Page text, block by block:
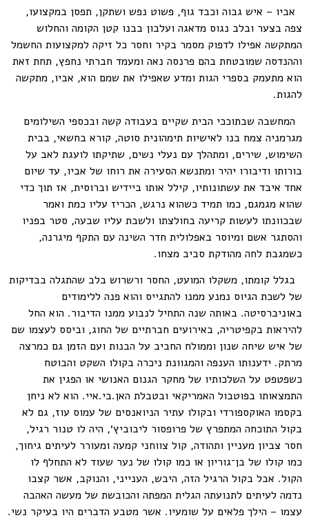
אביו – איש גבוה וכבד גוף, פשוט נפש ושתקן, תפסן במקצועו,
צפה בצער ובלב נגוס מדאגה ועלבון בבנו קטן הקומה והחלוש
המתקשה אפילו לדפוק מסמר בקיר וחסר כל זיקה למקצועות החשמל
וההנדסה שמובטחת בהם פרנסה נאה ומעמד חברתי נחפץ, תחת זאת
הוא מתעמק בספרי הגות ומדע שאפילו את שמם הוא, אביו, מתקשה
להגות.
המחשבה שבתוככי הבית שקיים בעבודה קשה ובכספי השילומים
מגרמניה צמח בנו לאישיות תימהונית סוטה, קורא בחשאי, בבית
השימוש, שירים, ומתהלך עם נעלי נשים, שתיקתו לועגת לאב על
בורותו ודיבורו יהיר ומתנשא הסעירה את רוחו של אביו, עד שיום
אחד איבד את עשתונותיו, קילל אותו ביידיש וברוסית, אז תוך כדי
שהוא מגמגם, כמו תמיד כשהוא נרגש, הכריז עליו כמת ואמר
שבכוונתו לעשות קריעה בחולצתו ולשבת עליו שבעה, סטר בפניו
והסתגר אשם ומיוסר באפלולית חדר השינה עם התקף מיגרנה,
כשמגבת לחה מהודקת סביב מצחו.
בגלל קומתו, משקלו המועט, החסר ורשרוש בלב שהתגלה בבדיקות
של לשכת הגיוס נמנע ממנו להתגייס והוא פנה ללימודים
באוניברסיטה. באותה שנה התחיל לנבוע ממנו הדיבור. הוא החל
להיראות בקפיטריה, באירועים חברתיים של החוג, וביסס לעצמו שם
של איש שיחה שנון וממולח החביב על הבנות ועם הזמן גם כמרצה
מרתק. ידענותו הענפה והמגוונת ניכרה בקולו השקט והבוטח
כשפטפט על השלכותיו של מחקר הגנום האנושי או הפגין את
התמצאותו בפוטבול האמריקאי ובטבלת האן.בי.איי. הוא לא ניחן
בקסמו האוקספורדי ובקולו עתיר הניואנסים של עמוס עוז, גם לא
בקול התוכחה המתפרץ של פרופסור ליבוביץ׳, היה לו טנור רגיל,
חסר צביון מעניין ותהודה, קול צווחני קמעה ומעורר לעיתים גיחוך,
כמו קולו של בן־גוריון או כמו קולו של נער שעוד לא התחלף לו
הקול. אבל בקול הרגיל הזה, היבש, הענייני, והנוקב, אשר קצבו
נדמה לעיתים לתנועתה הגלית המפתה והכובשת של מעשה האהבה
עצמו – הילך פלאים על שומעיו. אשר מטבע הדברים היו בעיקר נשי.